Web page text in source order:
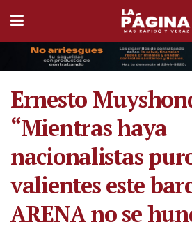
Ernesto
“Mientras haya
nacionalistas
valientes este
ARENA no se